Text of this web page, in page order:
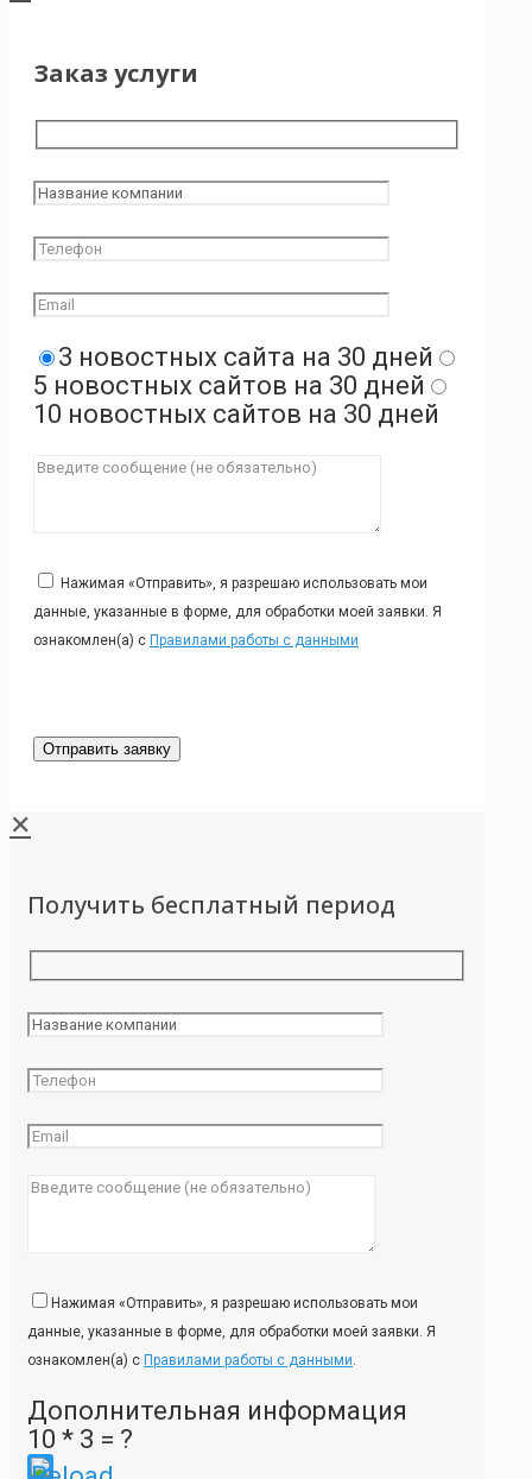
Заказ услуги
3 новостных сайта на 30 дней
5 новостных сайтов на 30 дней
10 новостных сайтов на 30 дней
Нажимая «Отправить», я разрешаю использовать мои
данные, указанные в форме, для обработки моей заявки. Я
ознакомлен(а) с Правилами работы с данными
✕
Получить бесплатный период
Нажимая «Отправить», я разрешаю использовать мои
данные, указанные в форме, для обработки моей заявки. Я
ознакомлен(а) с Правилами работы с данными.
Дополнительная информация
10 * 3 = ?